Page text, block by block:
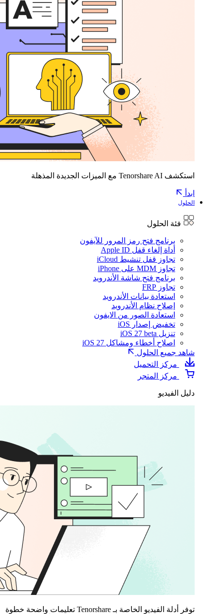
استكشف Tenorshare AI مع الميزات الجديدة المذهلة
ابدأ
الحلول
فئة الحلول
برنامج فتح رمز المرور للآيفون
أداة إلغاء قفل Apple ID
تجاوز قفل تنشيط iCloud
تجاوز MDM على iPhone
برنامج فتح شاشة الأندرويد
تجاوز FRP
استعادة بيانات الأندرويد
إصلاح نظام الأندرويد
استعادة الصور من الايفون
تخفيض إصدار iOS
تنزيل iOS 27 beta
اصلاح أخطاء ومشاكل iOS 27
شاهد جميع الحلول
مركز التحميل
مركز المتجر
دليل الفيديو
توفر أدلة الفيديو الخاصة بـ Tenorshare تعليمات واضحة خطوة